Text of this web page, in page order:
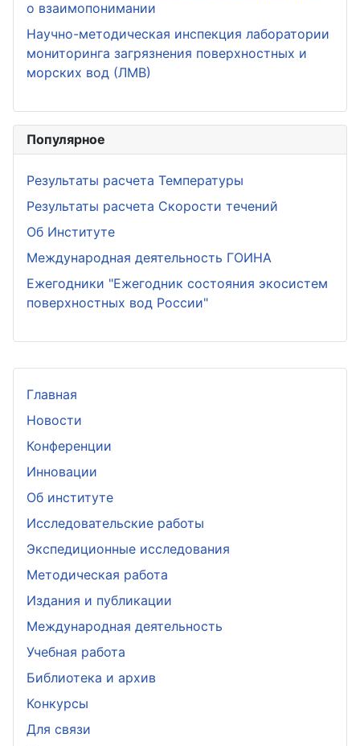
Главная
Новости
Конференции
Инновации
Об институте
Исследовательские работы
Экспедиционные исследования
Методическая работа
Издания и публикации
Международная деятельность
Учебная работа
Библиотека и архив
Конкурсы
Для связи
о взаимопонимании
Научно-методическая инспекция лаборатории
мониторинга загрязнения поверхностных и
морских вод (ЛМВ)
Популярное
Результаты расчета Температуры
Результаты расчета Скорости течений
Об Институте
Международная деятельность ГОИНА
Ежегодники "Ежегодник состояния экосистем
поверхностных вод России"